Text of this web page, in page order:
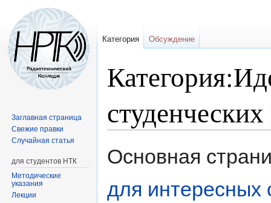
ккОсновная
для интересных
Категория Обсуждение
Заглавная страница
Свежие правки
Случайная статья
для студентов НТК
Методические
указания
Лекции